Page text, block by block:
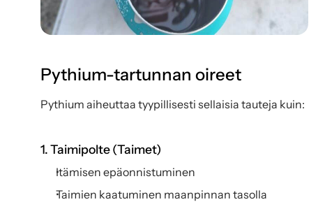
Pythium-tartunnan oireet
Pythium aiheuttaa tyypillisesti sellaisia tauteja kuin:
1. Taimipolte (Taimet)
Itämisen epäonnistuminen
Taimien kaatuminen maanpinnan tasolla